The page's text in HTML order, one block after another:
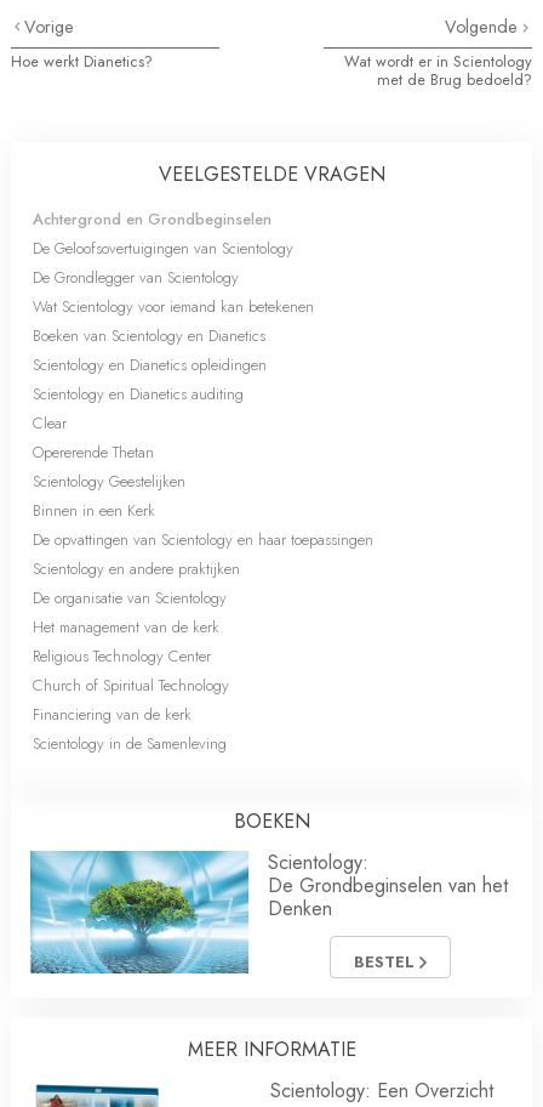
Vorige
Hoe werkt Dianetics?
Volgende
Wat wordt er in Scientology
met de Brug bedoeld?
VEELGESTELDE VRAGEN
Achtergrond en Grondbeginselen
De Geloofsovertuigingen van Scientology
De Grondlegger van Scientology
Wat Scientology voor iemand kan betekenen
Boeken van Scientology en Dianetics
Scientology en Dianetics opleidingen
Scientology en Dianetics auditing
Clear
Opererende Thetan
Scientology Geestelijken
Binnen in een Kerk
De opvattingen van Scientology en haar toepassingen
Scientology en andere praktijken
De organisatie van Scientology
Het management van de kerk
Religious Technology Center
Church of Spiritual Technology
Financiering van de kerk
Scientology in de Samenleving
BOEKEN
Scientology:
De Grondbeginselen van het
Denken
BESTEL
MEER INFORMATIE
Scientology: Een Overzicht